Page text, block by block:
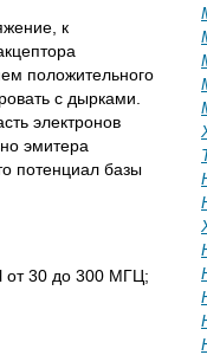
к
положительного
с дырками.
электронов
эмитера
потенциал базы
от 30 до 300 МГЦ;